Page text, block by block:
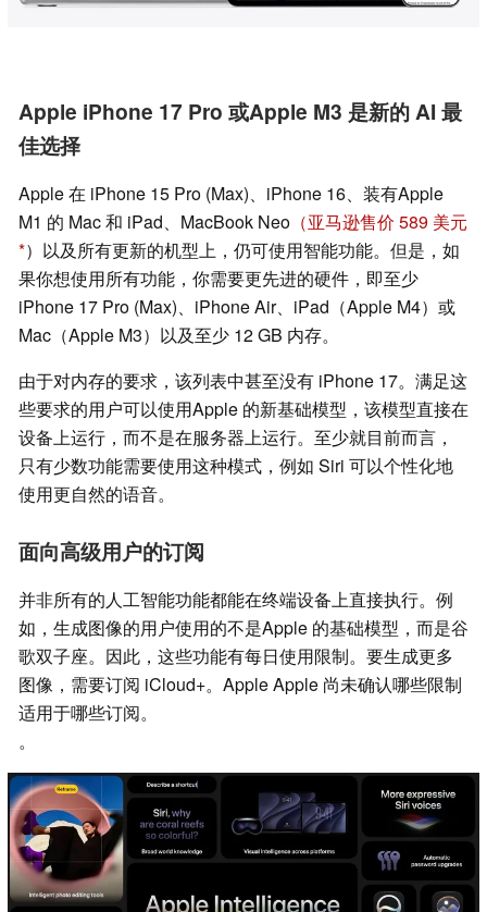
Apple iPhone 17 Pro 或Apple M3 是新的 AI 最
佳选择
Apple 在 iPhone 15 Pro (Max)、iPhone 16、装有Apple
M1 的 Mac 和 iPad、MacBook Neo （亚马逊售价 589 美元
）以及所有更新的机型上，仍可使用智能功能。但是，如
果你想使用所有功能，你需要更先进的硬件，即至少
iPhone 17 Pro (Max)、iPhone Air、iPad（Apple M4）或
Mac（Apple M3）以及至少 12 GB 内存。
由于对内存的要求，该列表中甚至没有 iPhone 17。满足这
些要求的用户可以使用Apple 的新基础模型，该模型直接在
设备上运行，而不是在服务器上运行。至少就目前而言，
只有少数功能需要使用这种模式，例如 Siri 可以个性化地
使用更自然的语音。
面向高级用户的订阅
并非所有的人工智能功能都能在终端设备上直接执行。例
如，生成图像的用户使用的不是Apple 的基础模型，而是谷
歌双子座。因此，这些功能有每日使用限制。要生成更多
图像，需要订阅 iCloud+。Apple Apple 尚未确认哪些限制
适用于哪些订阅。
。